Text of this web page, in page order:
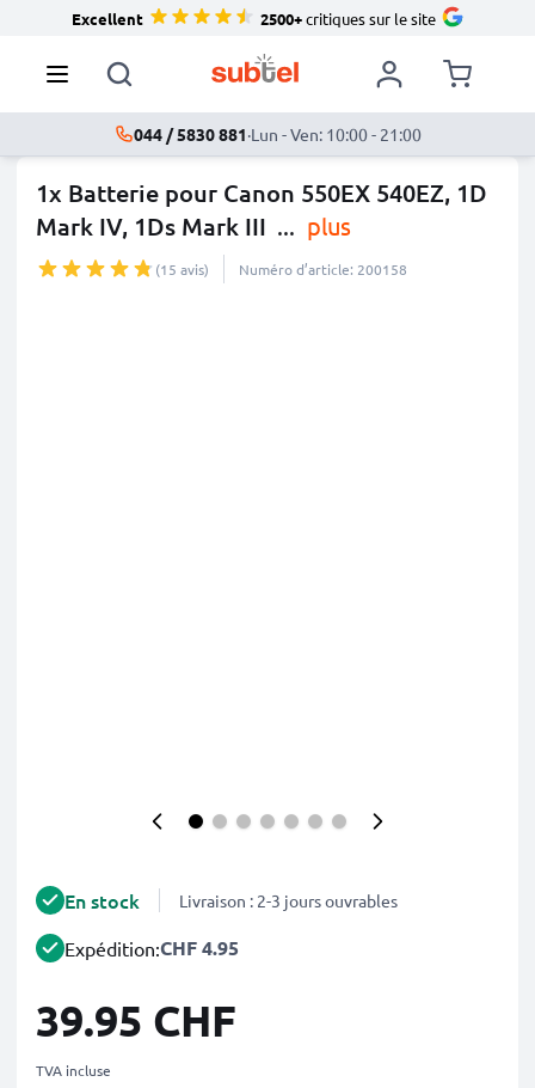
Excellent 2500+critiques sur le site
044 / 5830 881·Lun - Ven: 10:00 - 21:00
1x Batterie pour Canon 550EX 540EZ, 1D
Mark IV, 1Ds Mark III ... plus
(15 avis) Numéro d’article: 200158
En stock Livraison : 2-3 jours ouvrables
Expédition:CHF 4.95
39.95 CHF
TVA incluse